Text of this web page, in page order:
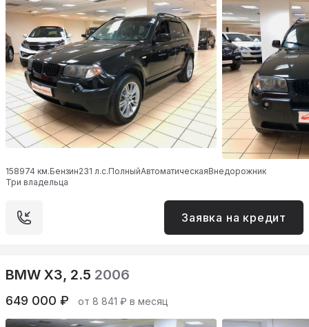
158974 км.Бензин231 л.с.ПолныйАвтоматическаяВнедорожник
Три владельца
Заявка на кредит
BMW X3, 2.5 2006
649 000 ₽ от 8 841 ₽ в месяц